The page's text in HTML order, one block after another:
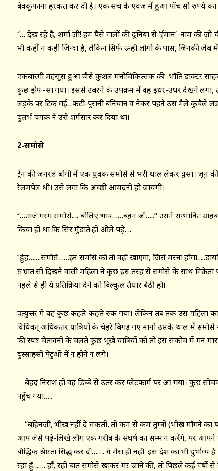
बेवकूफाना हरकत कर दी है। एक सच के एवज में हुआ पाँच सौ रुपये का
‘‘… देख रहे है, शर्मा जी! हम पैसे वालों की दुनिया से ‘ईमान’ नाम की
भी कहीं न कही जिन्दा है, लेकिन सिर्फ उन्ही लोगो के पास, जिनकी जेब
एकबारगी महसूस हुआ जैसे कुशल मनोचिकित्सक की भाँति डाक्टर
कुछ झेंप -सा गया। इससे उबरने के उपक्रम में वह इधर-उधर देखने लगा,
लड़के पर टिक गई…फटी-पुरानी बनियान व नेकर पहने उस मैले कुचैले
दुलर्भ चमक ने उसे शर्मसार कर दिया था।
2-समोसे
ट्रेन की जनरल बोगी में एक युवक समोसे से भरी थाल लेकर घुसा। जून की
रेलमपेल थी। उसे लगा कि अच्छी आमदनी हो जायगी।
‘‘…ताजे गरम समोसे…. बोलिए भाय……बहन जी…..‘‘ उसने सम्भावित
किया ही था कि सिर मुँडाते ही ओले पडे़….
‘‘हुंह…….समोसे……इन समोसे को तो वही खाएगा, जिसे मरना
संभ्रात सी दिखने वाली महिला ने कुछ इस तरह से समोसे के साथ
पहले से ही ये प्रतिक्रिया देने को बिल्कुल तैयार बैठी हो।
प्रत्युत्तर मे वह कुछ कहते-कहते रुक गया। लेकिन तब तक उस महिला का
विधिवत् अधिकतर यात्रियों के चेहरे बिगड़ गए मानो उसके थाल में समोसे
की स्पष्ट चेतावनी के चलते कुछ भूखे यात्रियों को तो इस संकोच में मन
दुस्साहसी पेटुओं में न होने न लगे।
बेहद निराश हो वह डिब्बे से उतर कर प्लेटफार्म पर आ गया। कुछ
पहुँच गया…..
‘‘बहिनजी, भीख नहीं दे सकती, तो कम से कम तुम्बी (भीख माँगने का
आप जैसे पढ़े-लिखे लोग एक गरीब के संघर्ष का सम्मान करेंगे, पर आपने
बौद्धिक श्रेष्ठता सिद्ध कर दी……. ये मेरा ही नही, इस देश का भी
रहा हूँ……. हाँ, रही बात समोसे खाकर मर जाने की, तो पिछले कई वर्षो